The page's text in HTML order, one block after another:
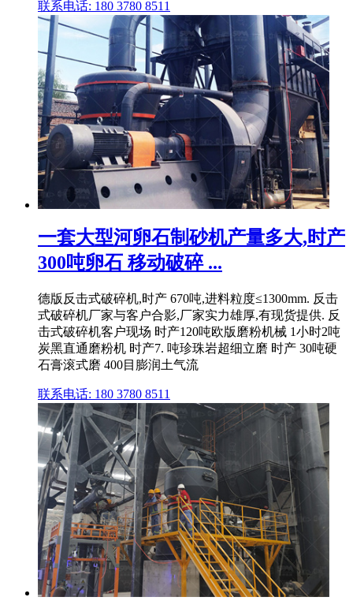
联系电话: 180 3780 8511
一套大型河卵石制砂机产量多大,时产
300吨卵石 移动破碎 ...
德版反击式破碎机,时产 670吨,进料粒度≤1300mm. 反击
式破碎机厂家与客户合影,厂家实力雄厚,有现货提供. 反
击式破碎机客户现场 时产120吨欧版磨粉机械 1小时2吨
炭黑直通磨粉机 时产7. 吨珍珠岩超细立磨 时产 30吨硬
石膏滚式磨 400目膨润土气流
联系电话: 180 3780 8511